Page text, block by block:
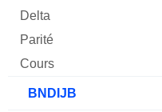
BNDIJB